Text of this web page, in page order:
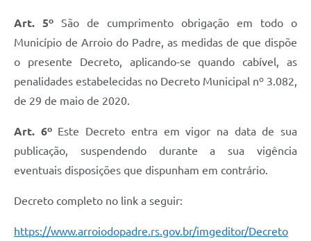
Art. 5º São de cumprimento obrigação em todo o
Município de Arroio do Padre, as medidas de que dispõe
o presente Decreto, aplicando-se quando cabível, as
penalidades estabelecidas no Decreto Municipal nº 3.082,
de 29 de maio de 2020.
Art. 6ºEste Decreto entra em vigor na data de sua
publicação, suspendendo durante a sua vigência
eventuais disposições que dispunham em contrário.
Decreto completo no link a seguir:
https://www.arroiodopadre.rs.gov.br/imgeditor/Decreto